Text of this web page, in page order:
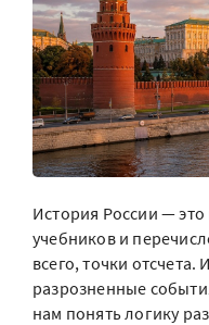
История России —
учебников и
всего, точки
разрозненные
нам понять логику